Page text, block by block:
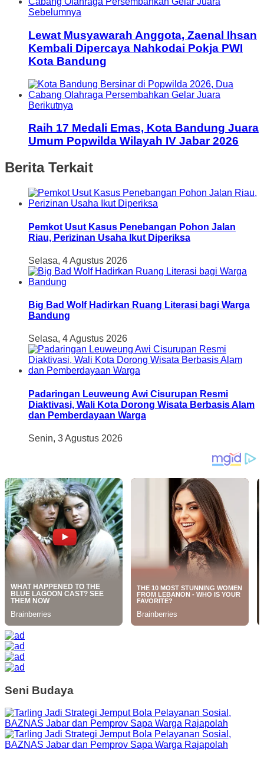
Sebelumnya
Lewat Musyawarah Anggota, Zaenal Ihsan
Kembali Dipercaya Nahkodai Pokja PWI
Kota Bandung
Berikutnya
Raih 17 Medali Emas, Kota Bandung Juara
Umum Popwilda Wilayah IV Jabar 2026
Berita Terkait
Pemkot Usut Kasus Penebangan Pohon Jalan
Riau, Perizinan Usaha Ikut Diperiksa
Selasa, 4 Agustus 2026
Big Bad Wolf Hadirkan Ruang Literasi bagi Warga
Bandung
Selasa, 4 Agustus 2026
Padaringan Leuweung Awi Cisurupan Resmi
Diaktivasi, Wali Kota Dorong Wisata Berbasis Alam
dan Pemberdayaan Warga
Senin, 3 Agustus 2026
Seni Budaya